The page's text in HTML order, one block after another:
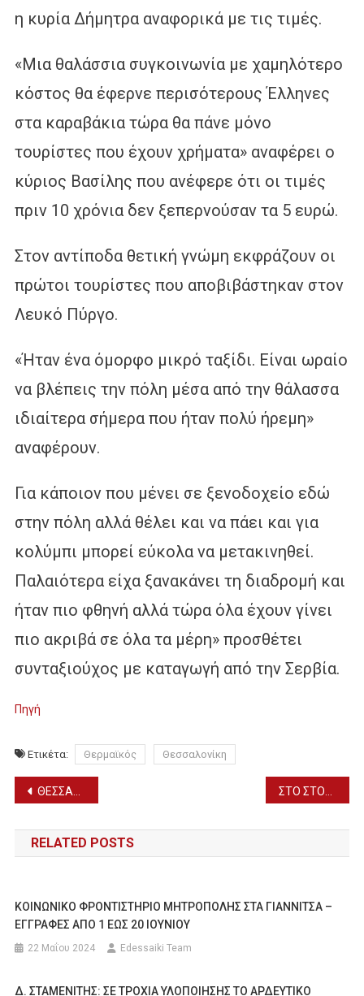
η κυρία Δήμητρα αναφορικά με τις τιμές.
«Μια θαλάσσια συγκοινωνία με χαμηλότερο
κόστος θα έφερνε περισότερους Έλληνες
στα καραβάκια τώρα θα πάνε μόνο
τουρίστες που έχουν χρήματα» αναφέρει ο
κύριος Βασίλης που ανέφερε ότι οι τιμές
πριν 10 χρόνια δεν ξεπερνούσαν τα 5 ευρώ.
Στον αντίποδα θετική γνώμη εκφράζουν οι
πρώτοι τουρίστες που αποβιβάστηκαν στον
Λευκό Πύργο.
«Ήταν ένα όμορφο μικρό ταξίδι. Είναι ωραίο
να βλέπεις την πόλη μέσα από την θάλασσα
ιδιαίτερα σήμερα που ήταν πολύ ήρεμη»
αναφέρουν.
Για κάποιον που μένει σε ξενοδοχείο εδώ
στην πόλη αλλά θέλει και να πάει και για
κολύμπι μπορεί εύκολα να μετακινηθεί.
Παλαιότερα είχα ξανακάνει τη διαδρομή και
ήταν πιο φθηνή αλλά τώρα όλα έχουν γίνει
πιο ακριβά σε όλα τα μέρη» προσθέτει
συνταξιούχος με καταγωγή από την Σερβία.
Πηγή
Ετικέτα: Θερμαϊκός Θεσσαλονίκη
Πλοήγηση
άρθρων
ΘΕΣΣΑΛΟΝΙΚΗ: ΣΗΜΕΡΑ Η ΠΑΡΟΥΣΙΑΣΗ ΤΟΥ ΒΙΒΛΙΟΥ ΤΟΥ Γ. ΒΑΛΗΝΑΚΗ (5/5)
RELATED POSTS
ΚΟΙΝΩΝΙΚΟ ΦΡΟΝΤΙΣΤΗΡΙΟ ΜΗΤΡΟΠΟΛΗΣ ΣΤΑ ΓΙΑΝΝΙΤΣΑ –
ΕΓΓΡΑΦΕΣ ΑΠΟ 1 ΕΩΣ 20 ΙΟΥΝΙΟΥ
22 Μαΐου 2024 Edessaiki Team
Δ. ΣΤΑΜΕΝΙΤΗΣ: ΣΕ ΤΡΟΧΙΑ ΥΛΟΠΟΙΗΣΗΣ ΤΟ ΑΡΔΕΥΤΙΚΟ